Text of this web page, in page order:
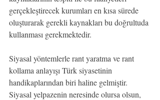
gerçekleştirecek kurumları en kısa sürede
oluşturarak gerekli kaynakları bu doğrultuda
kullanması gerekmektedir.
Siyasal yöntemlerle rant yaratma ve rant
kollama anlayışı Türk siyasetinin
handikaplarından biri haline gelmiştir.
Siyasal yelpazenin neresinde olursa olsun,